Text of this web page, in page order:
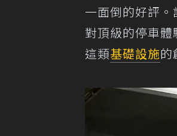
一面倒的好評
對頂級的停車
這類基礎設施的